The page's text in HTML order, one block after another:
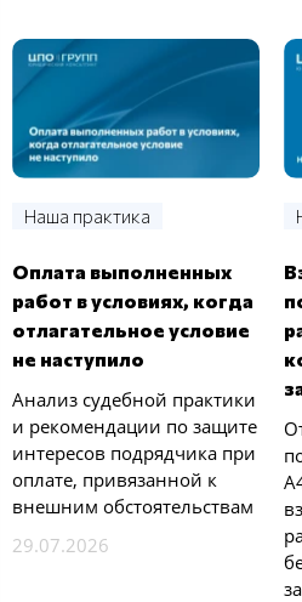
Наша практика
Оплата выполненных
работ в условиях, когда
отлагательное условие
не наступило
Анализ судебной практики
и рекомендации по защите
интересов подрядчика при
оплате, привязанной к
внешним обстоятельствам
29.07.2026